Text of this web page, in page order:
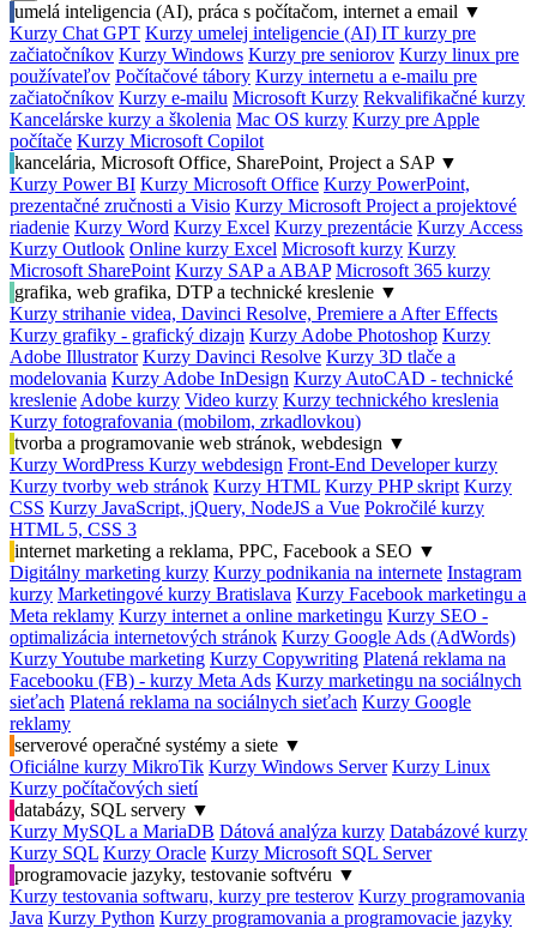
umelá inteligencia (AI), práca s počítačom, internet a email ▼
Kurzy Chat GPT Kurzy umelej inteligencie (AI) IT kurzy pre
začiatočníkov Kurzy Windows Kurzy pre seniorov Kurzy linux pre
používateľov Počítačové tábory Kurzy internetu a e-mailu pre
začiatočníkov Kurzy e-mailu Microsoft Kurzy Rekvalifikačné kurzy
Kancelárske kurzy a školenia Mac OS kurzy Kurzy pre Apple
počítače Kurzy Microsoft Copilot
kancelária, Microsoft Office, SharePoint, Project a SAP ▼
Kurzy Power BI Kurzy Microsoft Office Kurzy PowerPoint,
prezentačné zručnosti a Visio Kurzy Microsoft Project a projektové
riadenie Kurzy Word Kurzy Excel Kurzy prezentácie Kurzy Access
Kurzy Outlook Online kurzy Excel Microsoft kurzy Kurzy
Microsoft SharePoint Kurzy SAP a ABAP Microsoft 365 kurzy
grafika, web grafika, DTP a technické kreslenie ▼
Kurzy strihanie videa, Davinci Resolve, Premiere a After Effects
Kurzy grafiky - grafický dizajn Kurzy Adobe Photoshop Kurzy
Adobe Illustrator Kurzy Davinci Resolve Kurzy 3D tlače a
modelovania Kurzy Adobe InDesign Kurzy AutoCAD - technické
kreslenie Adobe kurzy Video kurzy Kurzy technického kreslenia
Kurzy fotografovania (mobilom, zrkadlovkou)
tvorba a programovanie web stránok, webdesign ▼
Kurzy WordPress Kurzy webdesign Front-End Developer kurzy
Kurzy tvorby web stránok Kurzy HTML Kurzy PHP skript Kurzy
CSS Kurzy JavaScript, jQuery, NodeJS a Vue Pokročilé kurzy
HTML 5, CSS 3
internet marketing a reklama, PPC, Facebook a SEO ▼
Digitálny marketing kurzy Kurzy podnikania na internete Instagram
kurzy Marketingové kurzy Bratislava Kurzy Facebook marketingu a
Meta reklamy Kurzy internet a online marketingu Kurzy SEO -
optimalizácia internetových stránok Kurzy Google Ads (AdWords)
Kurzy Youtube marketing Kurzy Copywriting Platená reklama na
Facebooku (FB) - kurzy Meta Ads Kurzy marketingu na sociálnych
sieťach Platená reklama na sociálnych sieťach Kurzy Google
reklamy
serverové operačné systémy a siete ▼
Oficiálne kurzy MikroTik Kurzy Windows Server Kurzy Linux
Kurzy počítačových sietí
databázy, SQL servery ▼
Kurzy MySQL a MariaDB Dátová analýza kurzy Databázové kurzy
Kurzy SQL Kurzy Oracle Kurzy Microsoft SQL Server
programovacie jazyky, testovanie softvéru ▼
Kurzy testovania softwaru, kurzy pre testerov Kurzy programovania
Java Kurzy Python Kurzy programovania a programovacie jazyky